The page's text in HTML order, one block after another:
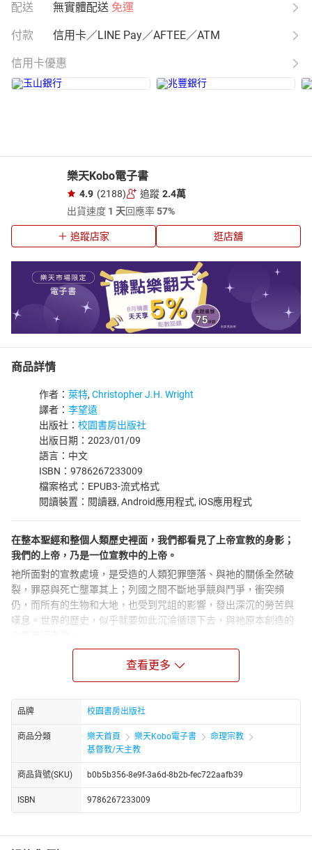
配送 無實體配送 免運
付款 信用卡／LINE Pay／AFTEE／ATM
信用卡優惠
樂天Kobo電子書
4.9 (2188) 追蹤 2.4萬
出貨速度 1 天回應率57%
追蹤店家 逛店舖
商品詳情
作者： 萊特, Christopher J.H. Wright
譯者： 李望遠
出版社： 校園書房出版社
出版日期：2023/01/09
語言：中文
ISBN：9786267233009
檔案格式：EPUB3-流式格式
閱讀裝置：閱讀器, Android應用程式, iOS應用程式
在整本聖經和整個人類歷史裡面，我們都看見了上帝宣教的身影；
我們的上帝，乃是一位宣教中的上帝。
祂所面對的宣教處境，是受造的人類犯罪墮落、與祂的關係全然破
裂，罪惡與死亡壟罩其上；列國之間不斷地爭競與鬥爭，衝突頻
仍，而所有的生物和大地，也受到咒詛的影響，發出深沉的勞苦與
嘆息。世界的歷史，似乎就要如此沉淪循環下去，與祂原本創造的
然而，這一切的困難，不能阻止上帝的心意，因為祂有一個使命，
就是要使萬有重享祂的祝福，這個使命必定會達成！上帝以超乎我
們想像的方式，展開了祂的宣教：
祂透過在歷史中的救贖與審判、耶穌的道成肉身，讓以色列及萬國
認識祂的屬性與心意；祂更親身對抗一切的偶像崇拜，要使全地看
見惟獨祂配得尊崇。藉著祂所揀選的子民，從亞伯拉罕開始，啟動
一份祝福萬國、救贖萬國的使命，帶來社會、政治、經濟與靈性的
整全救恩。在祂所創造的世界中，上帝要恢復人類的榮美形像，使
萬國都能與祂建立盟約的關係。
在《宣教中的上帝》當中，集舊約神學家與宣教學者身分於一身的
萊特博士，帶領我們從創世記到啟示錄的救贖歷史看見上帝的宣教
查看更多
品牌 校園書房出版社
商品分類 樂天首頁 樂天Kobo電子書
命理宗教
基督教/天主教
商品貨號(SKU) b0b5b356-8e9f-3a6d-8b2b-fec722aafb39
ISBN 9786267233009